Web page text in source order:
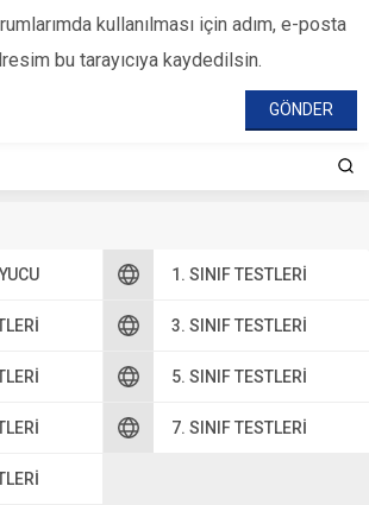
1. SINIF TESTLERI
3. SINIF TESTLERI
5. SINIF TESTLERI
7. SINIF TESTLERI
kullanılması için adım, e-posta
bu tarayıcıya kaydedilsin.